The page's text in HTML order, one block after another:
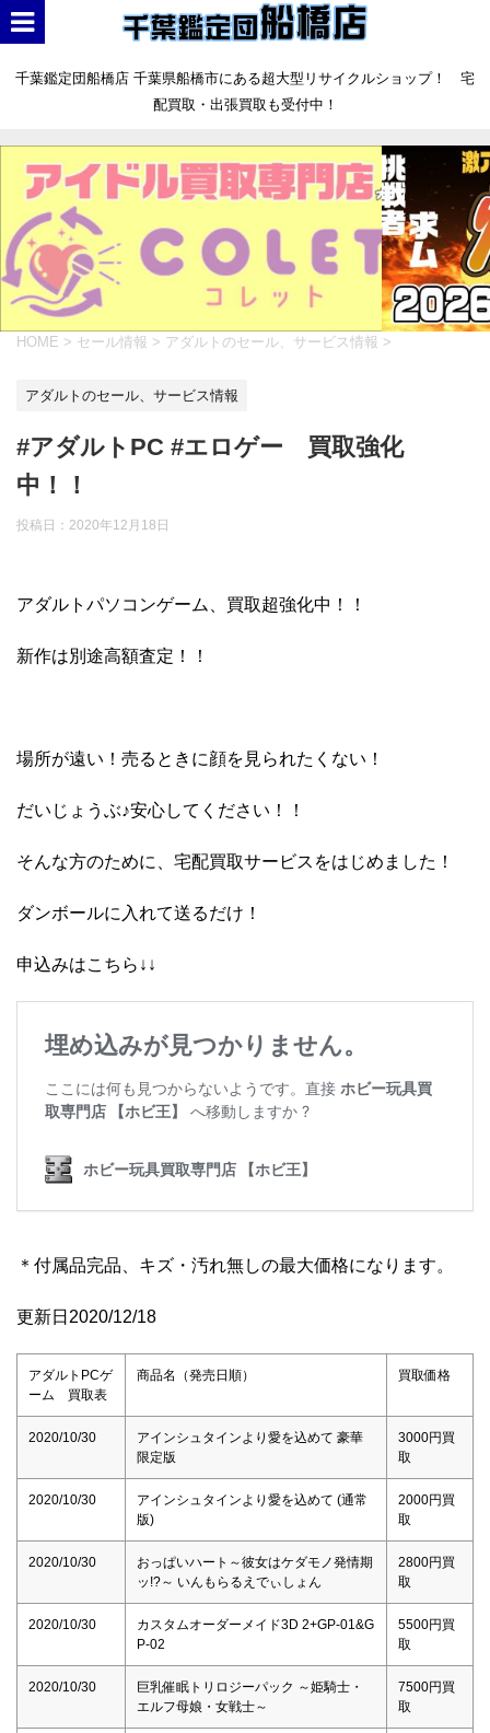
千葉鑑定団船橋店 千葉県船橋市にある超大型リサイクルショップ！ 宅
配買取・出張買取も受付中！
HOME > セール情報 > アダルトのセール、サービス情報 >
アダルトのセール、サービス情報
#アダルトPC #エロゲー 買取強化
中！！
投稿日： 2020年12月18日
アダルトパソコンゲーム、買取超強化中！！
新作は別途高額査定！！
場所が遠い！売るときに顔を見られたくない！
だいじょうぶ♪安心してください！！
そんな方のために、宅配買取サービスをはじめました！
ダンボールに入れて送るだけ！
申込みはこちら↓↓
＊付属品完品、キズ・汚れ無しの最大価格になります。
更新日2020/12/18
アダルトPCゲ
ーム 買取表
商品名（発売日順） 買取価格
2020/10/30
アインシュタインより愛を込めて 豪華
限定版
3000円買
取
2020/10/30
アインシュタインより愛を込めて (通常
版)
2000円買
取
2020/10/30
おっぱいハート～彼女はケダモノ発情期
ッ!?～ いんもらるえでぃしょん
2800円買
取
2020/10/30
カスタムオーダーメイド3D 2+GP-01&G
P-02
5500円買
取
2020/10/30
巨乳催眠トリロジーパック ～姫騎士・
エルフ母娘・女戦士～
7500円買
取